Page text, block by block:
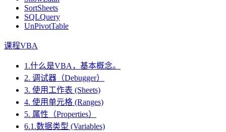
SortSheets
SQLQuery
UnPivotTable
课程VBA
1.什么是VBA，基本概念。
2. 调试器（Debugger）
3. 使用工作表 (Sheets)
4. 使用单元格 (Ranges)
5. 属性（Properties）
6.1.数据类型 (Variables)